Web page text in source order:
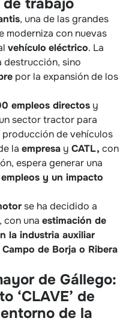
, una de las grandes
moderniza con nuevas
vehículo eléctrico. La
destrucción, sino
por la expansión de los
empleos directos y
sector tractor para
de vehículos
la empresa y CATL, con
espera generar una
y un impacto
se ha decidido a
con una estimación de
la industria auxiliar
Campo de Borja o Ribera
de Gállego:
‘CLAVE’ de
de la